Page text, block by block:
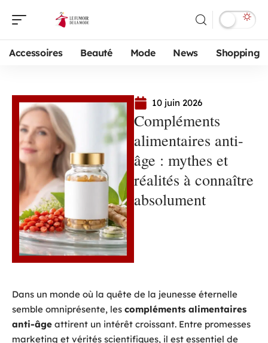
Accessoires Beauté Mode News Shopping
10 juin 2026
Compléments
alimentaires anti-
âge : mythes et
réalités à connaître
absolument
Dans un monde où la quête de la jeunesse éternelle
semble omniprésente, les compléments alimentaires
anti-âge attirent un intérêt croissant. Entre promesses
marketing et vérités scientifiques, il est essentiel de